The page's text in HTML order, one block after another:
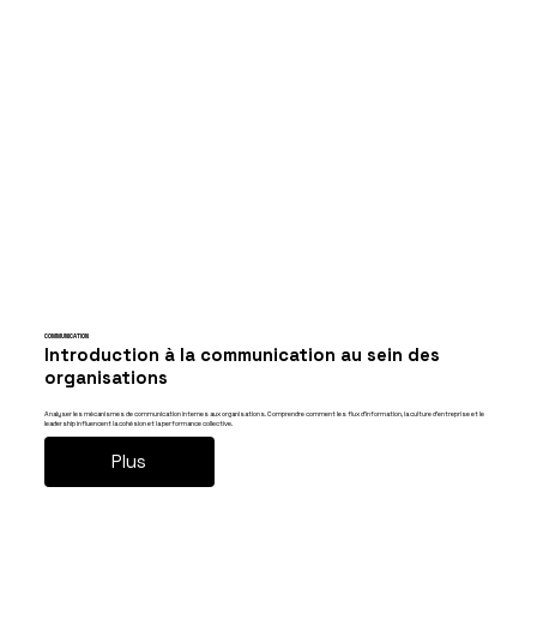
COMMUNICATION
Introduction à la communication au sein des
organisations
Analyser les mécanismes de communication internes aux organisations. Comprendre comment les flux d’information, la culture d’entreprise et le
leadership influencent la cohésion et la performance collective.
Plus